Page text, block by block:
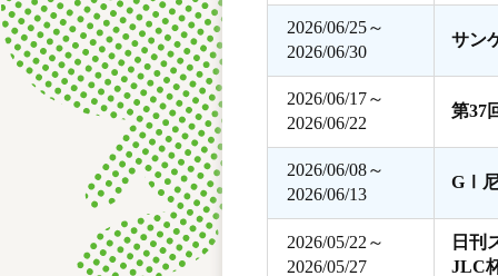
2026/06/25～
2026/06/30
サン
2026/06/17～
2026/06/22
第37
2026/06/08～
2026/06/13
GⅠ尼
2026/05/22～
2026/05/27
日刊
JLC